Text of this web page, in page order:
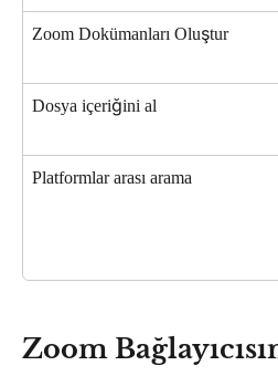
Zoom Dokümanları Oluştur
Dosya içeriğini al
Platformlar arası arama
Zoom